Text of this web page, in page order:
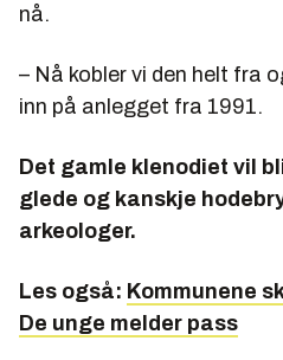
nå.
– Nå kobler vi den helt fra
inn på anlegget fra 1991.
Det gamle klenodiet vil
glede og kanskje
arkeologer.
Les også: Kommunene
De unge melder pass